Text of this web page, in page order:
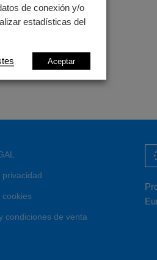
privacidad
cookies
condiciones de venta
de conexión y/o
estadísticas del
Aceptar